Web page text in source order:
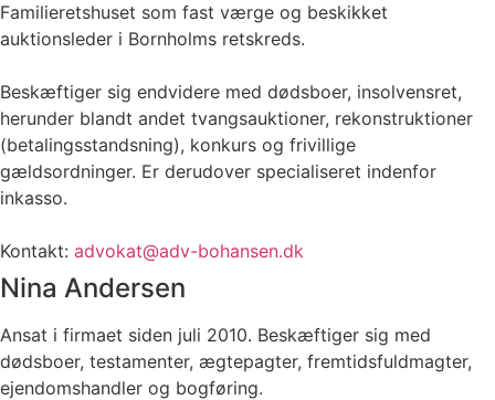
Familieretshuset som fast værge og beskikket
auktionsleder i Bornholms retskreds.
Beskæftiger sig endvidere med dødsboer, insolvensret,
herunder blandt andet tvangsauktioner, rekonstruktioner
(betalingsstandsning), konkurs og frivillige
gældsordninger. Er derudover specialiseret indenfor
inkasso.
Kontakt: advokat@adv-bohansen.dk
Nina Andersen
Ansat i firmaet siden juli 2010. Beskæftiger sig med
dødsboer, testamenter, ægtepagter, fremtidsfuldmagter,
ejendomshandler og bogføring.